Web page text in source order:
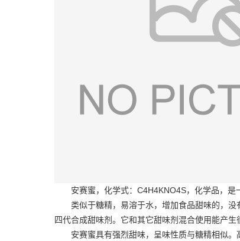
安赛蜜，化学式：C4H4KNO4S，化学品，是
类似于糖精，易溶于水，增加食品甜味的，
四代合成甜味剂。它和其它甜味剂混合使用能产
安赛蜜具有强烈甜味，呈味性质与糖精相似。